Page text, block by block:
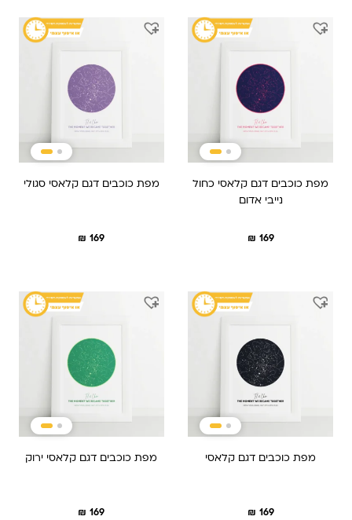
מפת כוכבים דגם קלאסי כחול
נייבי אדום
₪ 169
מפת כוכבים דגם קלאסי סגולי
₪ 169
מפת כוכבים דגם קלאסי
₪ 169
מפת כוכבים דגם קלאסי ירוק
₪ 169